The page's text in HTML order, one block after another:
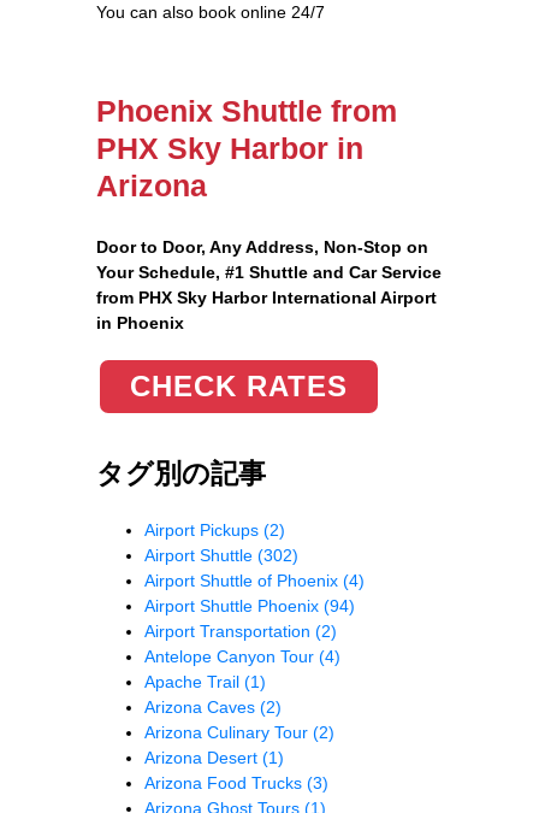
You can also book online 24/7
Phoenix Shuttle from
PHX Sky Harbor in
Arizona
Door to Door, Any Address, Non-Stop on
Your Schedule, #1 Shuttle and Car Service
from PHX Sky Harbor International Airport
in Phoenix
CHECK RATES
タグ別の記事
Airport Pickups (2)
Airport Shuttle (302)
Airport Shuttle of Phoenix (4)
Airport Shuttle Phoenix (94)
Airport Transportation (2)
Antelope Canyon Tour (4)
Apache Trail (1)
Arizona Caves (2)
Arizona Culinary Tour (2)
Arizona Desert (1)
Arizona Food Trucks (3)
Arizona Ghost Tours (1)